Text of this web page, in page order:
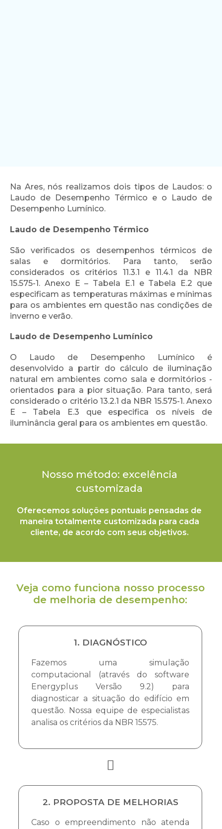
Na Ares, nós realizamos dois tipos de Laudos: o
Laudo de Desempenho Térmico e o Laudo de
Desempenho Lumínico.
Laudo de Desempenho Térmico
São verificados os desempenhos térmicos de
salas e dormitórios. Para tanto, serão
considerados os critérios 11.3.1 e 11.4.1 da NBR
15.575-1. Anexo E – Tabela E.1 e Tabela E.2 que
especificam as temperaturas máximas e mínimas
para os ambientes em questão nas condições de
inverno e verão.
Laudo de Desempenho Lumínico
O Laudo de Desempenho Lumínico é
desenvolvido a partir do cálculo de iluminação
natural em ambientes como sala e dormitórios -
orientados para a pior situação. Para tanto, será
considerado o critério 13.2.1 da NBR 15.575-1. Anexo
E – Tabela E.3 que especifica os níveis de
iluminância geral para os ambientes em questão.
Nosso método: excelência
customizada​
Oferecemos soluções pontuais pensadas de
maneira totalmente customizada para cada
cliente, de acordo com seus objetivos.
Veja como funciona nosso processo
de melhoria de desempenho:
1. DIAGNÓSTICO
Fazemos uma simulação
computacional (através do software
Energyplus Versão 9.2) para
diagnosticar a situação do edifício em
questão. Nossa equipe de especialistas
analisa os critérios da NBR 15575.
2. PROPOSTA DE MELHORIAS
Caso o empreendimento não atenda